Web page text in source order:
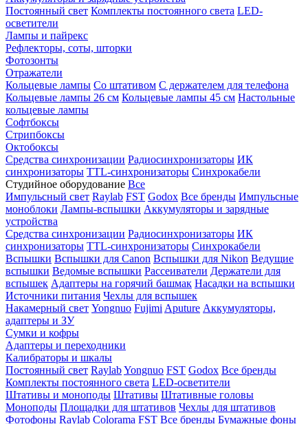
Постоянный свет Комплекты постоянного света LED-
осветители
Лампы и пайрекс
Рефлекторы, соты, шторки
Фотозонты
Отражатели
Кольцевые лампы Со штативом С держателем для телефона
Кольцевые лампы 26 см Кольцевые лампы 45 см Настольные
кольцевые лампы
Софтбоксы
Стрипбоксы
Октобоксы
Средства синхронизации Радиосинхронизаторы ИК
синхронизаторы TTL-синхронизаторы Синхрокабели
Студийное оборудование Все
Импульсный свет Raylab FST Godox Все бренды Импульсные
моноблоки Лампы-вспышки Аккумуляторы и зарядные
устройства
Средства синхронизации Радиосинхронизаторы ИК
синхронизаторы TTL-синхронизаторы Синхрокабели
Вспышки Вспышки для Canon Вспышки для Nikon Ведущие
вспышки Ведомые вспышки Рассеиватели Держатели для
вспышек Адаптеры на горячий башмак Насадки на вспышки
Источники питания Чехлы для вспышек
Накамерный свет Yongnuo Fujimi Aputure Аккумуляторы,
адаптеры и ЗУ
Сумки и кофры
Адаптеры и переходники
Калибраторы и шкалы
Постоянный свет RaylabYongnuo FST Godox Все бренды
Комплекты постоянного света LED-осветители
Штативы и моноподы Штативы Штативные головы
Моноподы Площадки для штативов Чехлы для штативов
Фотофоны Raylab Colorama FST Все бренды Бумажные фоны